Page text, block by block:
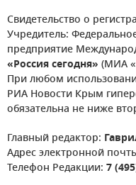
Свидетельство о
Учредитель:
предприятие
«Россия сегодня» (МИА
При любом
РИА Новости Крым
обязательна не ниже
Главный редактор:
Адрес электронной
Телефон Редакции: 7